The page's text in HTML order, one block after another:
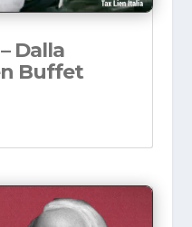
Dalla
Buffet